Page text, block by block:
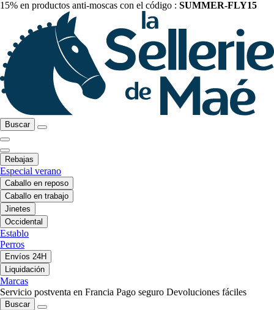
15% en productos anti-moscas con el código : SUMMER-FLY15
Buscar
Rebajas
Especial verano
Caballo en reposo
Caballo en trabajo
Jinetes
Occidental
Establo
Perros
Envíos 24H
Liquidación
Marcas
Servicio postventa en Francia Pago seguro Devoluciones fáciles
Buscar